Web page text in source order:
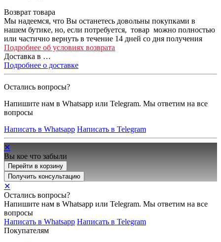
Возврат товара
Мы надеемся, что Вы останетесь довольны покупками в
нашем бутике, но, если потребуется, товар можно полностью
или частично вернуть в течение 14 дней со дня получения
Подробнее об условиях возврата
Доставка в …
Подробнее о доставке
Остались вопросы?
Напишите нам в Whatsapp или Telegram. Мы ответим на все
вопросы
Написать в Whatsapp Написать в Telegram
✕
Вы кое что забыли
Перейти в корзину
Получить консультацию
✕
Остались вопросы?
Напишите нам в Whatsapp или Telegram. Мы ответим на все
вопросы
Написать в Whatsapp Написать в Telegram
Покупателям